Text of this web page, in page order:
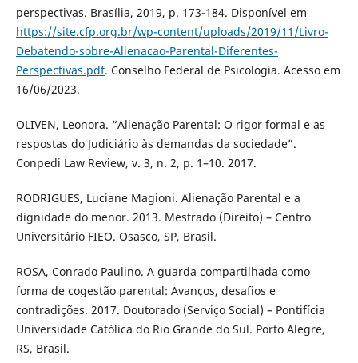
perspectivas. Brasília, 2019, p. 173-184. Disponível em
https://site.cfp.org.br/wp-content/uploads/2019/11/Livro-
Debatendo-sobre-Alienacao-Parental-Diferentes-
Perspectivas.pdf. Conselho Federal de Psicologia. Acesso em
16/06/2023.
OLIVEN, Leonora. “Alienação Parental: O rigor formal e as
respostas do Judiciário às demandas da sociedade”.
Conpedi Law Review, v. 3, n. 2, p. 1–10. 2017.
RODRIGUES, Luciane Magioni. Alienação Parental e a
dignidade do menor. 2013. Mestrado (Direito) – Centro
Universitário FIEO. Osasco, SP, Brasil.
ROSA, Conrado Paulino. A guarda compartilhada como
forma de cogestão parental: Avanços, desafios e
contradições. 2017. Doutorado (Serviço Social) – Pontifícia
Universidade Católica do Rio Grande do Sul. Porto Alegre,
RS, Brasil.